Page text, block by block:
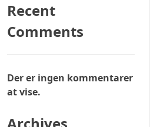
Recent
Comments
Der er ingen kommentarer
at vise.